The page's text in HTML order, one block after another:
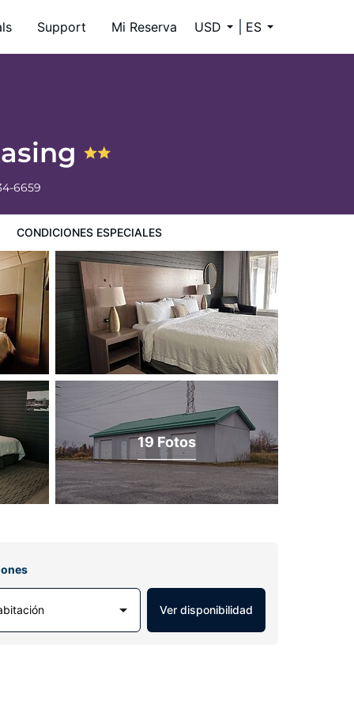
Support Mi Reserva USD ES
6659
CONDICIONES ESPECIALES
19 Fotos
Ver disponibilidad